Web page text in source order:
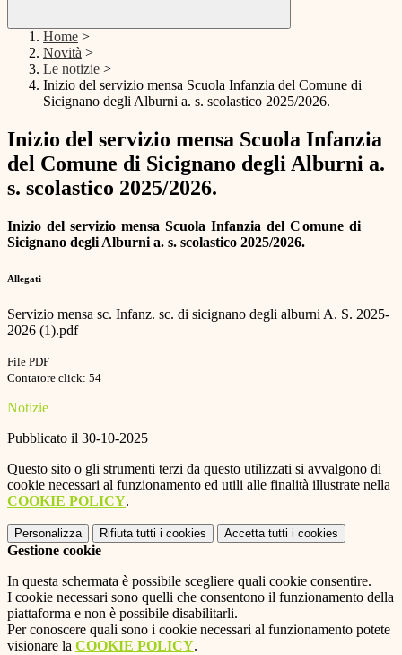
Home >
Novità >
Le notizie >
Inizio del servizio mensa Scuola Infanzia del Comune di
Sicignano degli Alburni a. s. scolastico 2025/2026.
Inizio del servizio mensa Scuola Infanzia
del Comune di Sicignano degli Alburni a.
s. scolastico 2025/2026.
Inizio del servizio mensa Scuola Infanzia delComune di
Sicignano degli Alburni a. s. scolastico 2025/2026.
Allegati
Servizio mensa sc. Infanz. sc. di sicignano degli alburni A. S. 2025-
2026 (1).pdf
File PDF
Contatore click: 54
Notizie
Pubblicato il 30-10-2025
Questo sito o gli strumenti terzi da questo utilizzati si avvalgono di
cookie necessari al funzionamento ed utili alle finalità illustrate nella
COOKIE POLICY.
Personalizza Rifiuta tutti i cookies Accetta tutti i cookies
Gestione cookie
In questa schermata è possibile scegliere quali cookie consentire.
I cookie necessari sono quelli che consentono il funzionamento della
piattaforma e non è possibile disabilitarli.
Per conoscere quali sono i cookie necessari al funzionamento potete
visionare la COOKIE POLICY.